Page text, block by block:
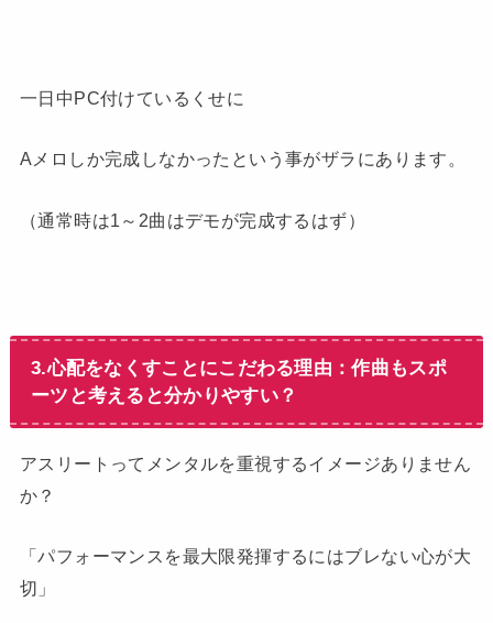
一日中PC付けているくせに
Aメロしか完成しなかったという事がザラにあります。
（通常時は1～2曲はデモが完成するはず）
3.心配をなくすことにこだわる理由：作曲もスポ
ーツと考えると分かりやすい？
アスリートってメンタルを重視するイメージありません
か？
「パフォーマンスを最大限発揮するにはブレない心が大
切」